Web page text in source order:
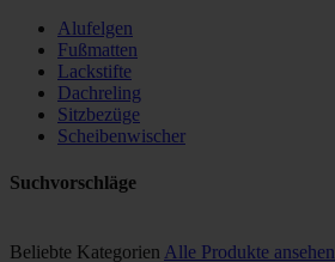
Alufelgen
Fußmatten
Lackstifte
Dachreling
Sitzbezüge
Scheibenwischer
Suchvorschläge
Beliebte Kategorien Alle Produkte ansehen